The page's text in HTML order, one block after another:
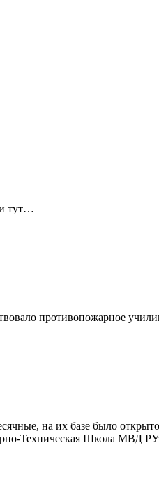
тут…
противопожарное
на их базе было
Техническая Школа МВД